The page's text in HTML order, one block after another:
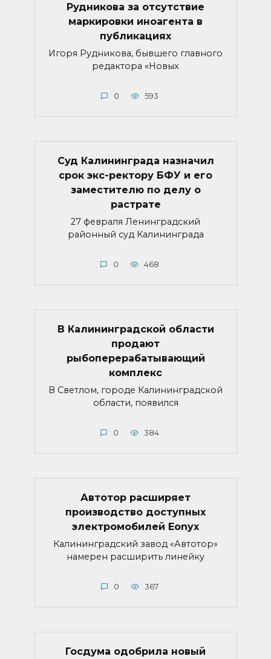
Рудникова за отсутствие
маркировки иноагента в
публикациях
Игоря Рудникова, бывшего главного
редактора «Новых
0 593
Суд Калининграда назначил
срок экс-ректору БФУ и его
заместителю по делу о
растрате
27 февраля Ленинградский
районный суд Калининграда
0 468
В Калининградской области
продают
рыбоперерабатывающий
комплекс
В Светлом, городе Калининградской
области, появился
0 384
Автотор расширяет
производство доступных
электромобилей Eonyx
Калининградский завод «Автотор»
намерен расширить линейку
0 367
Госдума одобрила новый